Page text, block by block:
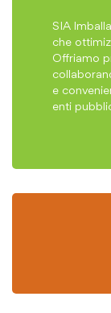
SIA
che
Offriamo
e
enti